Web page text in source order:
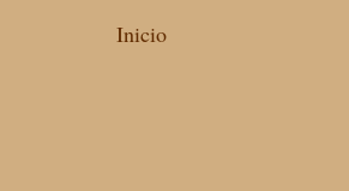
Inicio